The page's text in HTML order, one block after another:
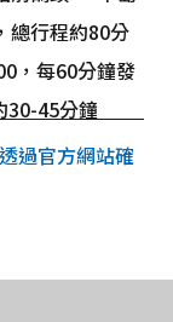
總行程約80分
，每60分鐘發
30-45分鐘
過官方網站確